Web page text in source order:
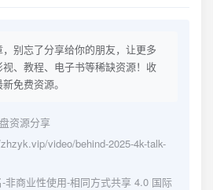
别忘了分享给你的朋友，让更多
、教程、电子书等稀缺资源！收
免费资源。
资源分享
video/behind-2025-4k-talk-
非商业性使用-相同方式共享 4.0 国际